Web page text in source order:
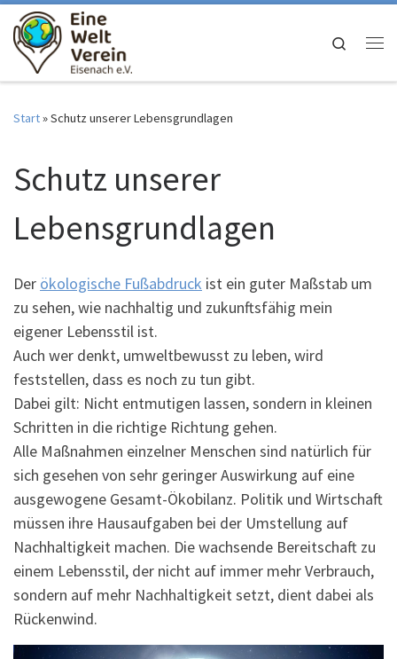
Zum Inhalt springen
Search
Start»Schutz unserer Lebensgrundlagen
Schutz unserer
Lebensgrundlagen
Der ökologische Fußabdruck ist ein guter Maßstab um
zu sehen, wie nachhaltig und zukunftsfähig mein
eigener Lebensstil ist.
Auch wer denkt, umweltbewusst zu leben, wird
feststellen, dass es noch zu tun gibt.
Dabei gilt: Nicht entmutigen lassen, sondern in kleinen
Schritten in die richtige Richtung gehen.
Alle Maßnahmen einzelner Menschen sind natürlich für
sich gesehen von sehr geringer Auswirkung auf eine
ausgewogene Gesamt-Ökobilanz. Politik und Wirtschaft
müssen ihre Hausaufgaben bei der Umstellung auf
Nachhaltigkeit machen. Die wachsende Bereitschaft zu
einem Lebensstil, der nicht auf immer mehr Verbrauch,
sondern auf mehr Nachhaltigkeit setzt, dient dabei als
Rückenwind.